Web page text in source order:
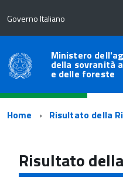
Governo Italiano
Ministero
della sovranità
e delle foreste
Percorso
navigazione
Home Risultato della
Risultato